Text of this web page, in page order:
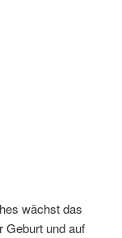
wächst das
Geburt und auf